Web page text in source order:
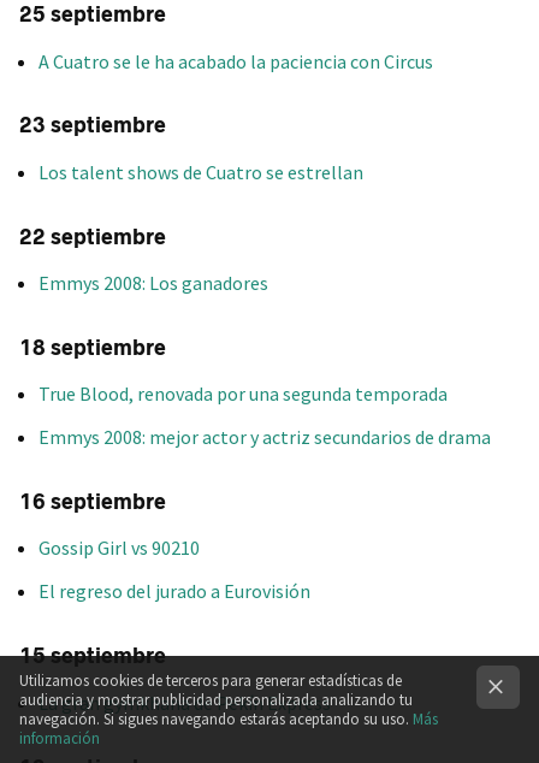
25 septiembre
A Cuatro se le ha acabado la paciencia con Circus
23 septiembre
Los talent shows de Cuatro se estrellan
22 septiembre
Emmys 2008: Los ganadores
18 septiembre
True Blood, renovada por una segunda temporada
Emmys 2008: mejor actor y actriz secundarios de drama
16 septiembre
Gossip Girl vs 90210
El regreso del jurado a Eurovisión
15 septiembre
La gran gymkhana de Pekín Express
Utilizamos cookies de terceros para generar estadísticas de
audiencia y mostrar publicidad personalizada analizando tu
navegación. Si sigues navegando estarás aceptando su uso. Más
información